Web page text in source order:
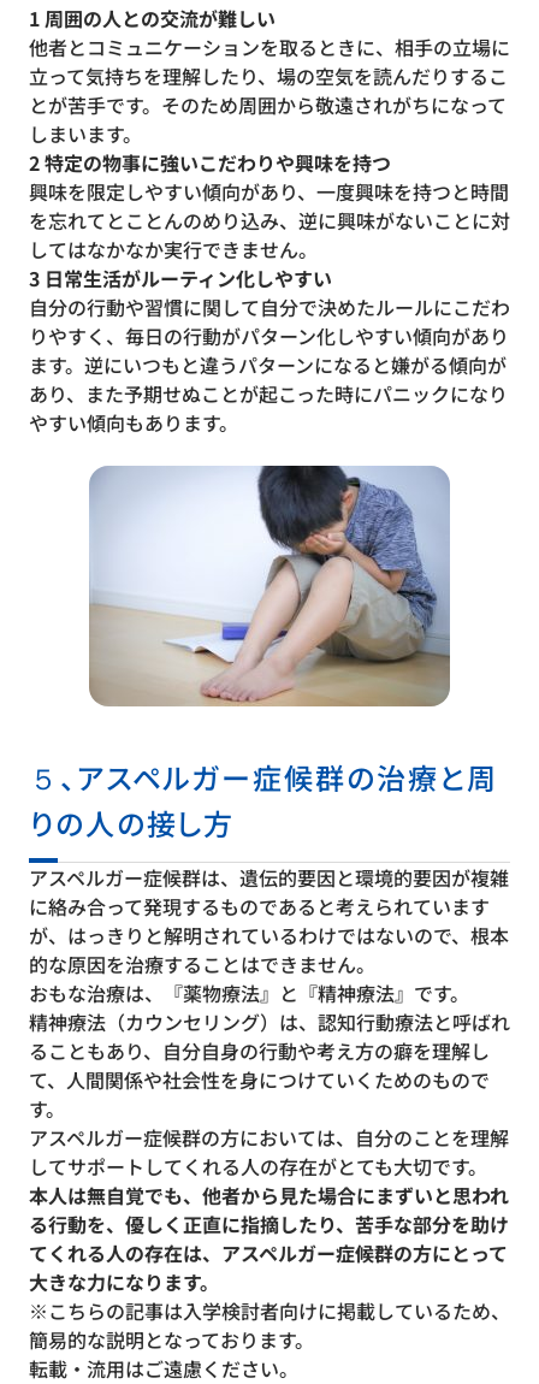
1 周囲の人との交流が難しい
他者とコミュニケーションを取るときに、相手の立場に
立って気持ちを理解したり、場の空気を読んだりするこ
とが苦手です。そのため周囲から敬遠されがちになって
しまいます。
2 特定の物事に強いこだわりや興味を持つ
興味を限定しやすい傾向があり、一度興味を持つと時間
を忘れてとことんのめり込み、逆に興味がないことに対
してはなかなか実行できません。
3 日常生活がルーティン化しやすい
自分の行動や習慣に関して自分で決めたルールにこだわ
りやすく、毎日の行動がパターン化しやすい傾向があり
ます。逆にいつもと違うパターンになると嫌がる傾向が
あり、また予期せぬことが起こった時にパニックになり
やすい傾向もあります。
５、アスペルガー症候群の治療と周
りの人の接し方
アスペルガー症候群は、遺伝的要因と環境的要因が複雑
に絡み合って発現するものであると考えられています
が、はっきりと解明されているわけではないので、根本
的な原因を治療することはできません。
おもな治療は、『薬物療法』と『精神療法』です。
精神療法（カウンセリング）は、認知行動療法と呼ばれ
ることもあり、自分自身の行動や考え方の癖を理解し
て、人間関係や社会性を身につけていくためのもので
す。
アスペルガー症候群の方においては、自分のことを理解
してサポートしてくれる人の存在がとても大切です。
本人は無自覚でも、他者から見た場合にまずいと思われ
る行動を、優しく正直に指摘したり、苦手な部分を助け
てくれる人の存在は、アスペルガー症候群の方にとって
大きな力になります。
※こちらの記事は入学検討者向けに掲載しているため、
簡易的な説明となっております。
転載・流用はご遠慮ください。